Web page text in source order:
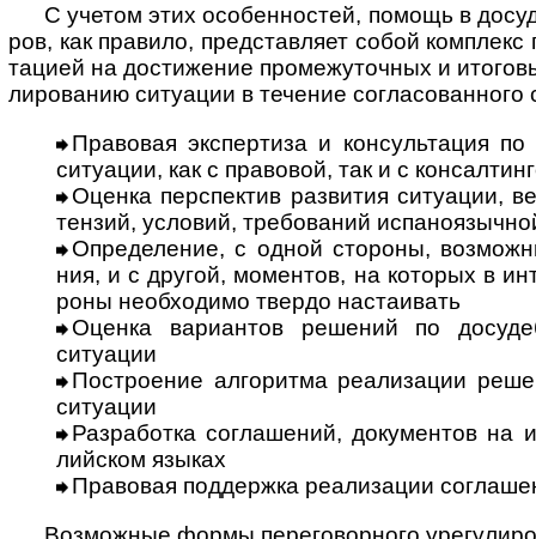
С учетом этих особенностей, помощь в
ров, как пра­вило, пред­став­ляет собой
та­цией на дости­же­ние про­ме­жу­точ­ных и
ли­ро­ва­нию ситу­а­ции в тече­ние согла­со­ван­ного
Правовая экспертиза и консультация
ситу­а­ции, как с пра­во­вой, так и с
Оценка перспектив развития ситуации,
тен­зий, усло­вий, тре­бо­ва­ний
Определение, с одной стороны,
ния, и с дру­гой, момен­тов, на кото­рых в
роны необ­хо­димо тве­рдо наста­ивать
Оценка вариантов решений по
ситу­ации
Построение алгоритма реализации
ситу­ации
Разработка соглашений, документов на
лий­ском языках
Правовая поддержка реализации